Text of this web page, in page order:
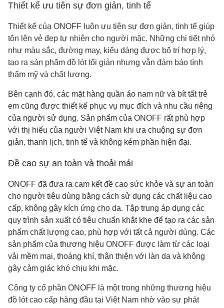
Thiết kế ưu tiên sự đơn giản, tinh tế
Thiết kế của ONOFF luôn ưu tiên sự đơn giản, tinh tế giúp
tôn lên vẻ đẹp tự nhiên cho người mặc. Những chi tiết nhỏ
như màu sắc, đường may, kiểu dáng được bố trí hợp lý,
tạo ra sản phẩm đồ lót tối giản nhưng vẫn đảm bảo tính
thẩm mỹ và chất lượng.
Bên cạnh đó, các mặt hàng quần áo nam nữ và bít tất trẻ
em cũng được thiết kế phục vụ mục đích và nhu cầu riêng
của người sử dụng. Sản phẩm của ONOFF rất phù hợp
với thị hiếu của người Việt Nam khi ưa chuộng sự đơn
giản, thanh lịch, tinh tế và không kém phần hiện đại.
Đề cao sự an toàn và thoải mái
ONOFF đã đưa ra cam kết đề cao sức khỏe và sự an toàn
cho người tiêu dùng bằng cách sử dụng các chất liệu cao
cấp, không gây kích ứng cho da. Tập trung áp dụng các
quy trình sản xuất có tiêu chuẩn khắt khe để tạo ra các sản
phẩm chất lượng cao, phù hợp với tất cả người dùng. Các
sản phẩm của thương hiệu ONOFF được làm từ các loại
vải mềm mại, thoáng khí, thân thiện với làn da và không
gây cảm giác khó chịu khi mặc.
Công ty cổ phần ONOFF là một trong những thương hiệu
đồ lót cao cấp hàng đầu tại Việt Nam nhờ vào sự phát